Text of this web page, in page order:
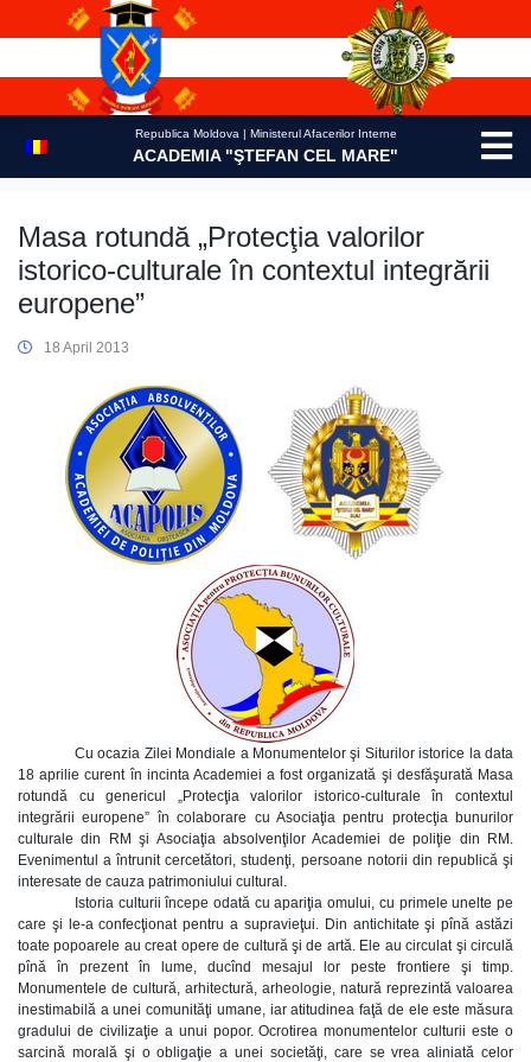
Republica Moldova | Ministerul Afacerilor Interne
ACADEMIA "ŞTEFAN CEL MARE"
Masa rotundă „Protecţia valorilor
istorico-culturale în contextul integrării
europene”
18 April 2013
Cu ocazia Zilei Mondiale a Monumentelor şi Siturilor istorice la data
18 aprilie curent în incinta Academiei a fost organizată şi desfăşurată Masa
rotundă cu genericul „Protecţia valorilor istorico-culturale în contextul
integrării europene” în colaborare cu Asociaţia pentru protecţia bunurilor
culturale din RM şi Asociaţia absolvenţilor Academiei de poliţie din RM.
Evenimentul a întrunit cercetători, studenţi, persoane notorii din republică şi
interesate de cauza patrimoniului cultural.
Istoria culturii începe odată cu apariţia omului, cu primele unelte pe
care şi le-a confecţionat pentru a supravieţui. Din antichitate şi pînă astăzi
toate popoarele au creat opere de cultură şi de artă. Ele au circulat şi circulă
pînă în prezent în lume, ducînd mesajul lor peste frontiere şi timp.
Monumentele de cultură, arhitectură, arheologie, natură reprezintă valoarea
inestimabilă a unei comunităţi umane, iar atitudinea faţă de ele este măsura
gradului de civilizaţie a unui popor. Ocrotirea monumentelor culturii este o
sarcină morală şi o obligaţie a unei societăţi, care se vrea aliniată celor